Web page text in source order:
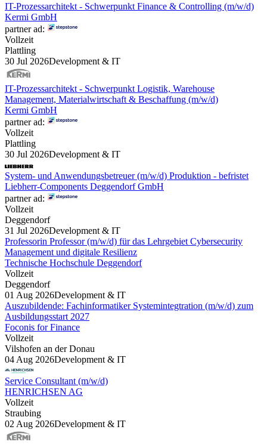
IT-Prozessarchitekt - Schwerpunkt Finance & Controlling (m/w/d)
Kermi GmbH
partner ad:
Vollzeit
Plattling
30 Jul 2026Development & IT
IT-Prozessarchitekt - Schwerpunkt Logistik, Warehouse
Management, Materialwirtschaft & Beschaffung (m/w/d)
Kermi GmbH
partner ad:
Vollzeit
Plattling
30 Jul 2026Development & IT
System- und Anwendungsbetreuer (m/w/d) Produktion - befristet
Liebherr-Components Deggendorf GmbH
partner ad:
Vollzeit
Deggendorf
31 Jul 2026Development & IT
Professorin Professor (m/w/d) für das Lehrgebiet Cybersecurity
Management und digitale Resilienz
Technische Hochschule Deggendorf
Vollzeit
Deggendorf
01 Aug 2026Development & IT
Auszubildende: Fachinformatiker Systemintegtration (m/w/d) zum
Ausbildungsstart 2027
Foconis for Finance
Vollzeit
Vilshofen an der Donau
04 Aug 2026Development & IT
Service Consultant (m/w/d)
HENRICHSEN AG
Vollzeit
Straubing
02 Aug 2026Development & IT